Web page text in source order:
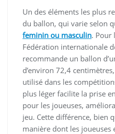
Un des éléments les plus
du ballon, qui varie selon
feminin ou masculin. Pour
Fédération internationale
recommande un ballon
d’environ 72,4
utilisé dans les
plus léger facilite la prise
pour les joueuses,
jeu. Cette différence, bien
manière dont les joueuses